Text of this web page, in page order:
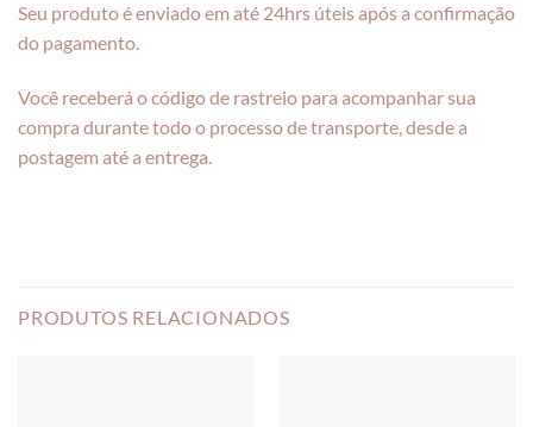
Seu produto é enviado em até 24hrs úteis após a confirmação
do pagamento.
Você receberá o código de rastreio para acompanhar sua
compra durante todo o processo de transporte, desde a
postagem até a entrega.
PRODUTOS RELACIONADOS